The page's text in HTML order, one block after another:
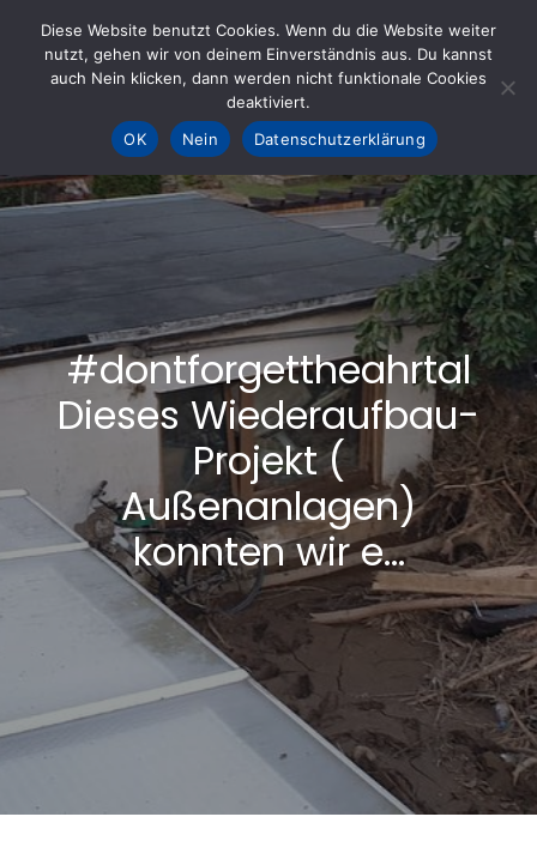
content
KOHLE fürs AHRTAL e.V.
– Helfen hilft
#dontforgettheahrtal
Dieses Wiederaufbau-
Projekt (
Außenanlagen)
konnten wir e…
Diese Website benutzt Cookies. Wenn du die Website weiter
nutzt, gehen wir von deinem Einverständnis aus. Du kannst
auch Nein klicken, dann werden nicht funktionale Cookies
deaktiviert.
OK
Nein Datenschutzerklärung